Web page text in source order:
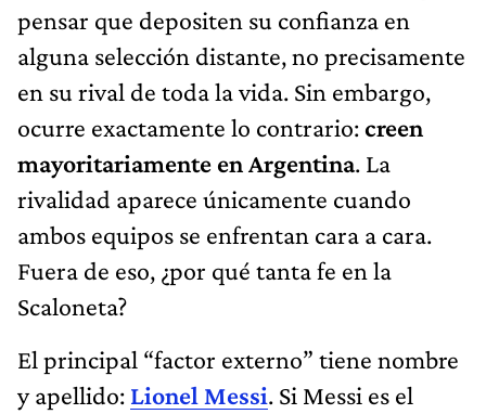
pensar que depositen su confianza en
alguna selección distante, no precisamente
en su rival de toda la vida. Sin embargo,
ocurre exactamente lo contrario:creen
mayoritariamente en Argentina. La
rivalidad aparece únicamente cuando
ambos equipos se enfrentan cara a cara.
Fuera de eso, ¿por qué tanta fe en la
Scaloneta?
El principal “factor externo” tiene nombre
y apellido: Lionel Messi. Si Messi es el